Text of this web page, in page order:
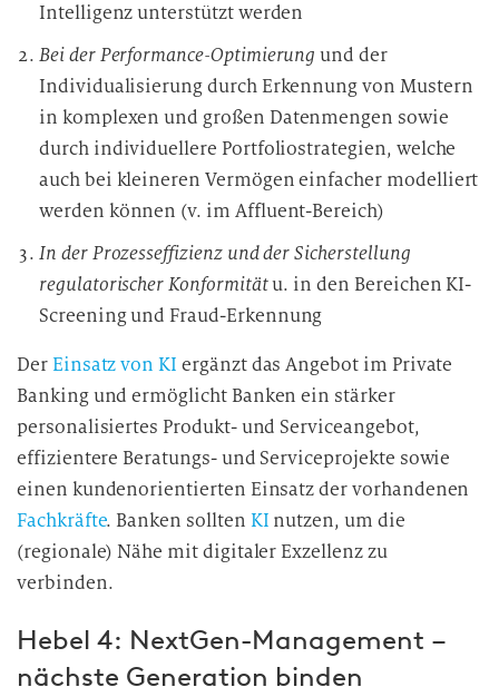
Intelligenz unterstützt werden
Bei der Performance-Optimierung und der
Individualisierung durch Erkennung von Mustern
in komplexen und großen Datenmengen sowie
durch individuellere Portfoliostrategien, welche
auch bei kleineren Vermögen einfacher modelliert
werden können (v. im Affluent-Bereich)
In der Prozesseffizienz und der Sicherstellung
regulatorischer Konformitätu. in den Bereichen KI-
Screening und Fraud-Erkennung
DerEinsatz von KI ergänzt das Angebot im Private
Banking und ermöglicht Banken ein stärker
personalisiertes Produkt- und Serviceangebot,
effizientere Beratungs- und Serviceprojekte sowie
einen kundenorientierten Einsatz der vorhandenen
Fachkräfte. Banken sollten KI nutzen, um die
(regionale) Nähe mit digitaler Exzellenz zu
verbinden.
Hebel 4: NextGen-Management –
nächste Generation binden